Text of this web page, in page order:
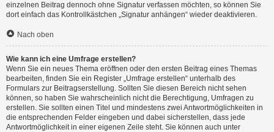
einzelnen Beitrag dennoch ohne Signatur verfassen möchten, so können Sie
dort einfach das Kontrollkästchen „Signatur anhängen“ wieder deaktivieren.
Nach oben
Wie kann ich eine Umfrage erstellen?
Wenn Sie ein neues Thema eröffnen oder den ersten Beitrag eines Themas
bearbeiten, finden Sie ein Register „Umfrage erstellen“ unterhalb des
Formulars zur Beitragserstellung. Sollten Sie diesen Bereich nicht sehen
können, so haben Sie wahrscheinlich nicht die Berechtigung, Umfragen zu
erstellen. Sie sollten einen Titel und mindestens zwei Antwortmöglichkeiten in
die entsprechenden Felder eingeben und dabei sicherstellen, dass jede
Antwortmöglichkeit in einer eigenen Zeile steht. Sie können auch unter